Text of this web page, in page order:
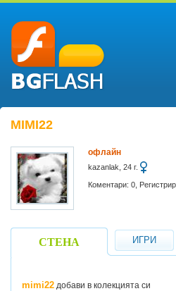
MIMI22
офлайн
kazanlak, 24 г.
Коментари: 0,
СТЕНА ИГРИ
mimi22 добави в колекцията си